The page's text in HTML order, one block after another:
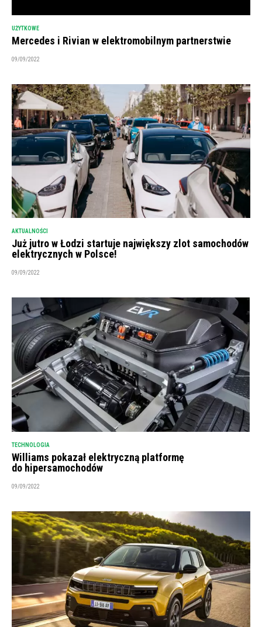
UŻYTKOWE
Mercedes i Rivian w elektromobilnym partnerstwie
09/09/2022
AKTUALNOŚCI
Już jutro w Łodzi startuje największy zlot samochodów
elektrycznych w Polsce!
09/09/2022
TECHNOLOGIA
Williams pokazał elektryczną platformę
do hipersamochodów
09/09/2022